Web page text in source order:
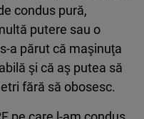
condus pură,
putere sau o
a părut că maşinuţa
şi că aş putea să
fără să obosesc.